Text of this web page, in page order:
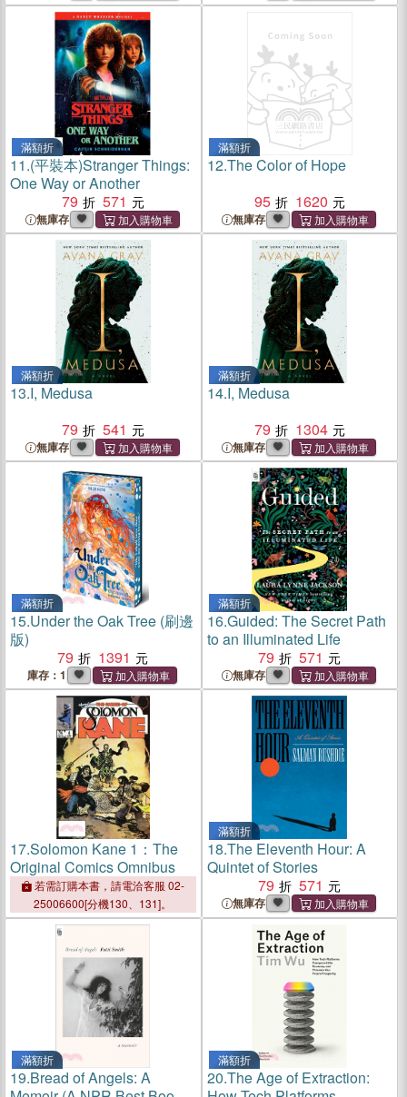
滿額折
11.(平裝本)Stranger Things:
One Way or Another
79
571
無庫存
滿額折
12.The Color of Hope
95
1620
無庫存
滿額折
13.I, Medusa
79
541
無庫存
滿額折
14.I, Medusa
79
1304
無庫存
滿額折
15.Under the Oak Tree (刷邊
版)
79
1391
庫存：1
滿額折
16.Guided: The Secret Path
to an Illuminated Life
79
571
無庫存
17.Solomon Kane 1：The
Original Comics Omnibus
若需訂購本書，請電洽客服 02-
25006600[分機130、131]。
滿額折
18.The Eleventh Hour: A
Quintet of Stories
79
571
無庫存
滿額折
19.Bread of Angels: A
滿額折
20.The Age of Extraction: